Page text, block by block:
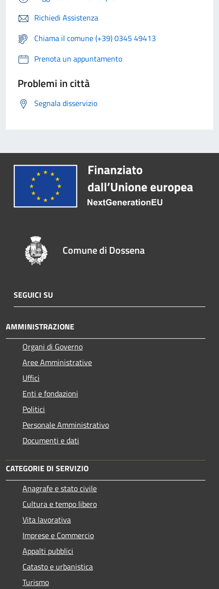
Richiedi Assistenza
Chiama il comune (+39) 0345 49413
Prenota un appuntamento
Problemi in città
Segnala disservizio
Comune di Dossena
SEGUICI SU
AMMINISTRAZIONE
Organi di Governo
Aree Amministrative
Uffici
Enti e fondazioni
Politici
Personale Amministrativo
Documenti e dati
CATEGORIE DI SERVIZIO
Anagrafe e stato civile
Cultura e tempo libero
Vita lavorativa
Imprese e Commercio
Appalti pubblici
Catasto e urbanistica
Turismo